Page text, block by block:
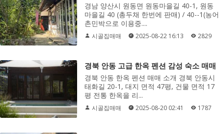
경남 양산시 원동면 원동마을길 40-1, 원동
마을길 40 (총두채 한번에 판매) / 40--1(농어
촌민박으로 이용중....
시골집매매 2025-08-22 16:13 2829
경북 안동 고급 한옥 펜션 감성 숙소 매매
경북 안동 한옥 펜션 매매 소개 경북 안동시
태화길 20-1, 대지 면적 47평, 건물 면적 17
평 전통 한옥을 리...
시골집매매 2025-08-20 02:41 1787